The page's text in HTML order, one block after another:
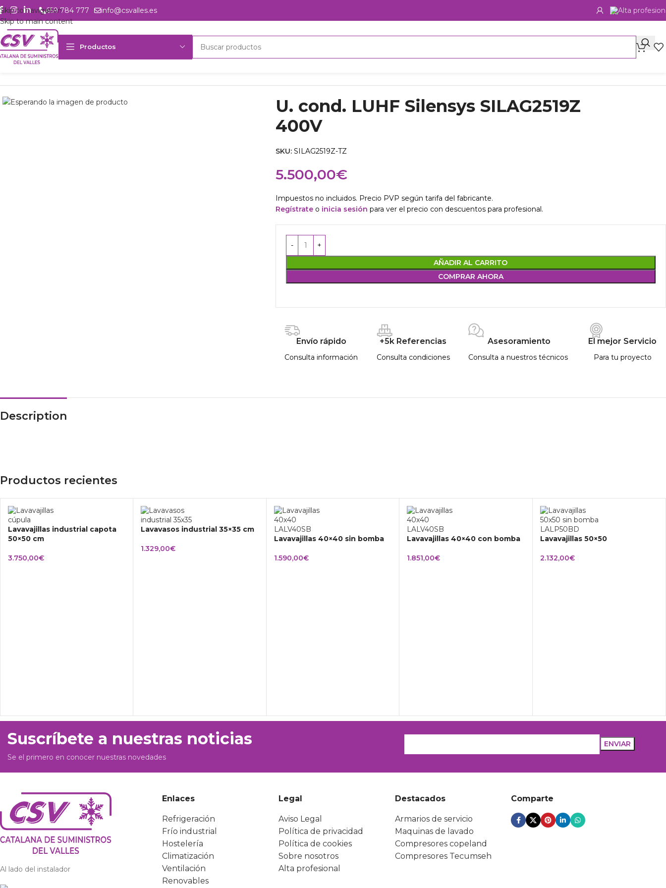
Skip to navigation
Skip to main content
659 784 777 info@csvalles.es Alta
Productos
Inicio Productos
U. cond. LUHF Silensys SILAG2519Z
400V
SKU: SILAG2519Z-TZ
5.500,00€
Impuestos no incluidos. Precio PVP según tarifa del fabricante.
Regístrateo inicia sesión para ver el precio con descuentos para profesional.
AÑADIR AL CARRITO
COMPRAR AHORA
Envío rápido
Consulta información
+5k Referencias
Consulta condiciones
Asesoramiento
Consulta a nuestros técnicos
El mejor Servicio
Para tu proyecto
Description
Productos recientes
Lavavajillas industrial capota
50×50 cm
3.750,00€
Lavavasos industrial 35×35 cm
1.329,00€
Lavavajillas 40×40 sin bomba
1.590,00€
Lavavajillas 40×40 con bomba
1.851,00€
Lavavajillas 50×50
2.132,00€
Suscríbete a nuestras noticias
Se el primero en conocer nuestras novedades
Al lado del instalador
Enlaces
Refrigeración
Frío industrial
Hostelería
Climatización
Ventilación
Renovables
Legal
Aviso Legal
Política de privacidad
Política de cookies
Sobre nosotros
Alta profesional
Destacados
Armarios de servicio
Maquinas de lavado
Compresores copeland
Compresores Tecumseh
Comparte